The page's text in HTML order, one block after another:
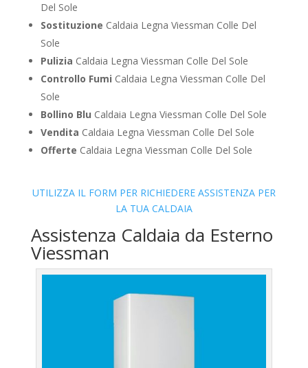
Del Sole
Sostituzione Caldaia Legna Viessman Colle Del
Sole
Pulizia Caldaia Legna Viessman Colle Del Sole
Controllo Fumi Caldaia Legna Viessman Colle Del
Sole
Bollino Blu Caldaia Legna Viessman Colle Del Sole
Vendita Caldaia Legna Viessman Colle Del Sole
Offerte Caldaia Legna Viessman Colle Del Sole
UTILIZZA IL FORM PER RICHIEDERE ASSISTENZA PER
LA TUA CALDAIA
Assistenza Caldaia da Esterno
Viessman